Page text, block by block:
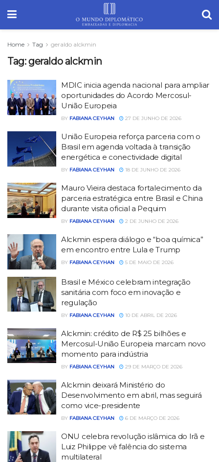
Home Tag geraldo alckmin
Tag:geraldo alckmin
MDIC inicia agenda nacional para ampliar
oportunidades do Acordo Mercosul-
União Europeia
BY FABIANA CEYHAN 27 DE JUNHO DE 2026
União Europeia reforça parceria com o
Brasil em agenda voltada à transição
energética e conectividade digital
BY FABIANA CEYHAN 18 DE JUNHO DE 2026
Mauro Vieira destaca fortalecimento da
parceria estratégica entre Brasil e China
durante visita oficial a Pequim
BY FABIANA CEYHAN 2 DE JUNHO DE 2026
Alckmin espera diálogo e “boa química”
em encontro entre Lula e Trump
BY FABIANA CEYHAN 5 DE MAIO DE 2026
Brasil e México celebram integração
sanitária com foco em inovação e
regulação
BY FABIANA CEYHAN 10 DE ABRIL DE 2026
Alckmin: crédito de R$ 25 bilhões e
Mercosul-União Europeia marcam novo
momento para indústria
BY FABIANA CEYHAN 29 DE MARÇO DE 2026
Alckmin deixará Ministério do
Desenvolvimento em abril, mas seguirá
como vice-presidente
BY FABIANA CEYHAN 6 DE MARÇO DE 2026
ONU celebra revolução islâmica do Irã e
Luiz Philippe vê falência do sistema
multilateral